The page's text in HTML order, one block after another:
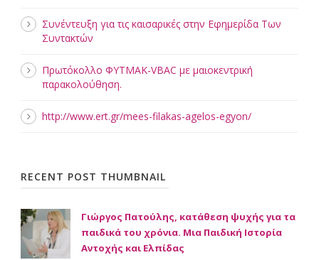
Συνέντευξη για τις καισαρικές στην Εφημερίδα Των
Συντακτών
Πρωτόκολλο ΦΥΤΜΑΚ-VBAC με μαιοκεντρική
παρακολούθηση.
http://www.ert.gr/mees-filakas-agelos-egyon/
RECENT POST THUMBNAIL
Γιώργος Πατούλης, κατάθεση ψυχής για τα
παιδικά του χρόνια. Μια Παιδική Ιστορία
Αντοχής και Ελπίδας